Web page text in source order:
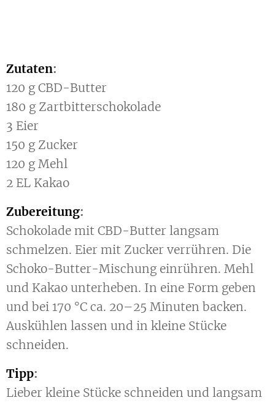
Zutaten:
120 g CBD-Butter
180 g Zartbitterschokolade
3 Eier
150 g Zucker
120 g Mehl
2 EL Kakao
Zubereitung:
Schokolade mit CBD-Butter langsam
schmelzen. Eier mit Zucker verrühren. Die
Schoko-Butter-Mischung einrühren. Mehl
und Kakao unterheben. In eine Form geben
und bei 170 °C ca. 20–25 Minuten backen.
Auskühlen lassen und in kleine Stücke
schneiden.
Tipp:
Lieber kleine Stücke schneiden und langsam